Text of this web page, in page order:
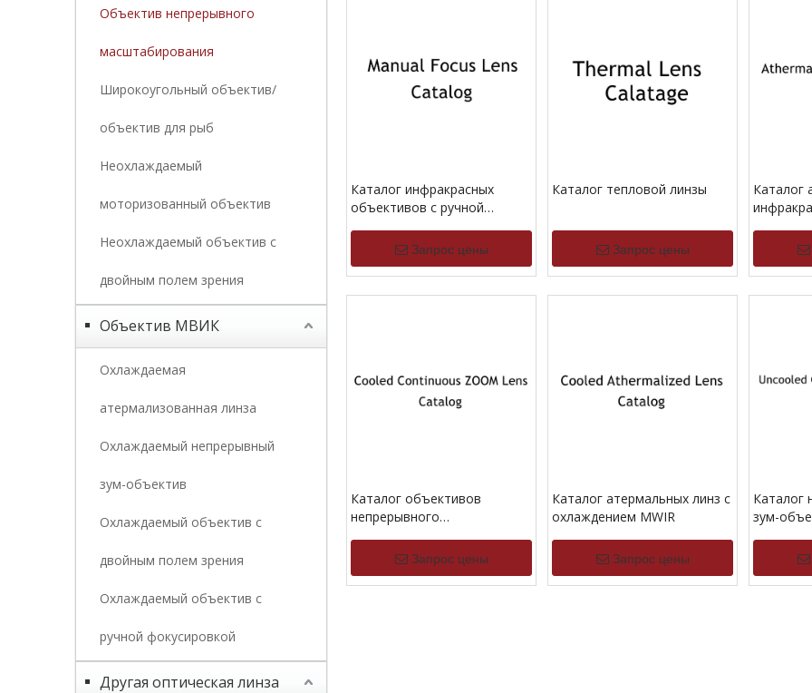
Объектив непрерывного
масштабирования
Широкоугольный объектив/
объектив для рыб
Неохлаждаемый
моторизованный объектив
Неохлаждаемый объектив с
двойным полем зрения
Объектив МВИК
Охлаждаемая
атермализованная линза
Охлаждаемый непрерывный
зум-объектив
Охлаждаемый объектив с
двойным полем зрения
Охлаждаемый объектив с
ручной фокусировкой
Другая оптическая линза
Каталог инфракрасных
объективов с ручной
Запрос цены
Каталог тепловой линзы
Запрос цены
Каталог
Каталог объективов
непрерывного
охлаждением MWIR
Запрос цены
Каталог атермальных линз с
охлаждением MWIR
Запрос цены
Каталог
зум-